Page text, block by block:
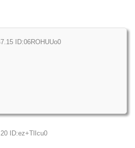
ID:06ROHUUo0
ID:ez+TlIcu0